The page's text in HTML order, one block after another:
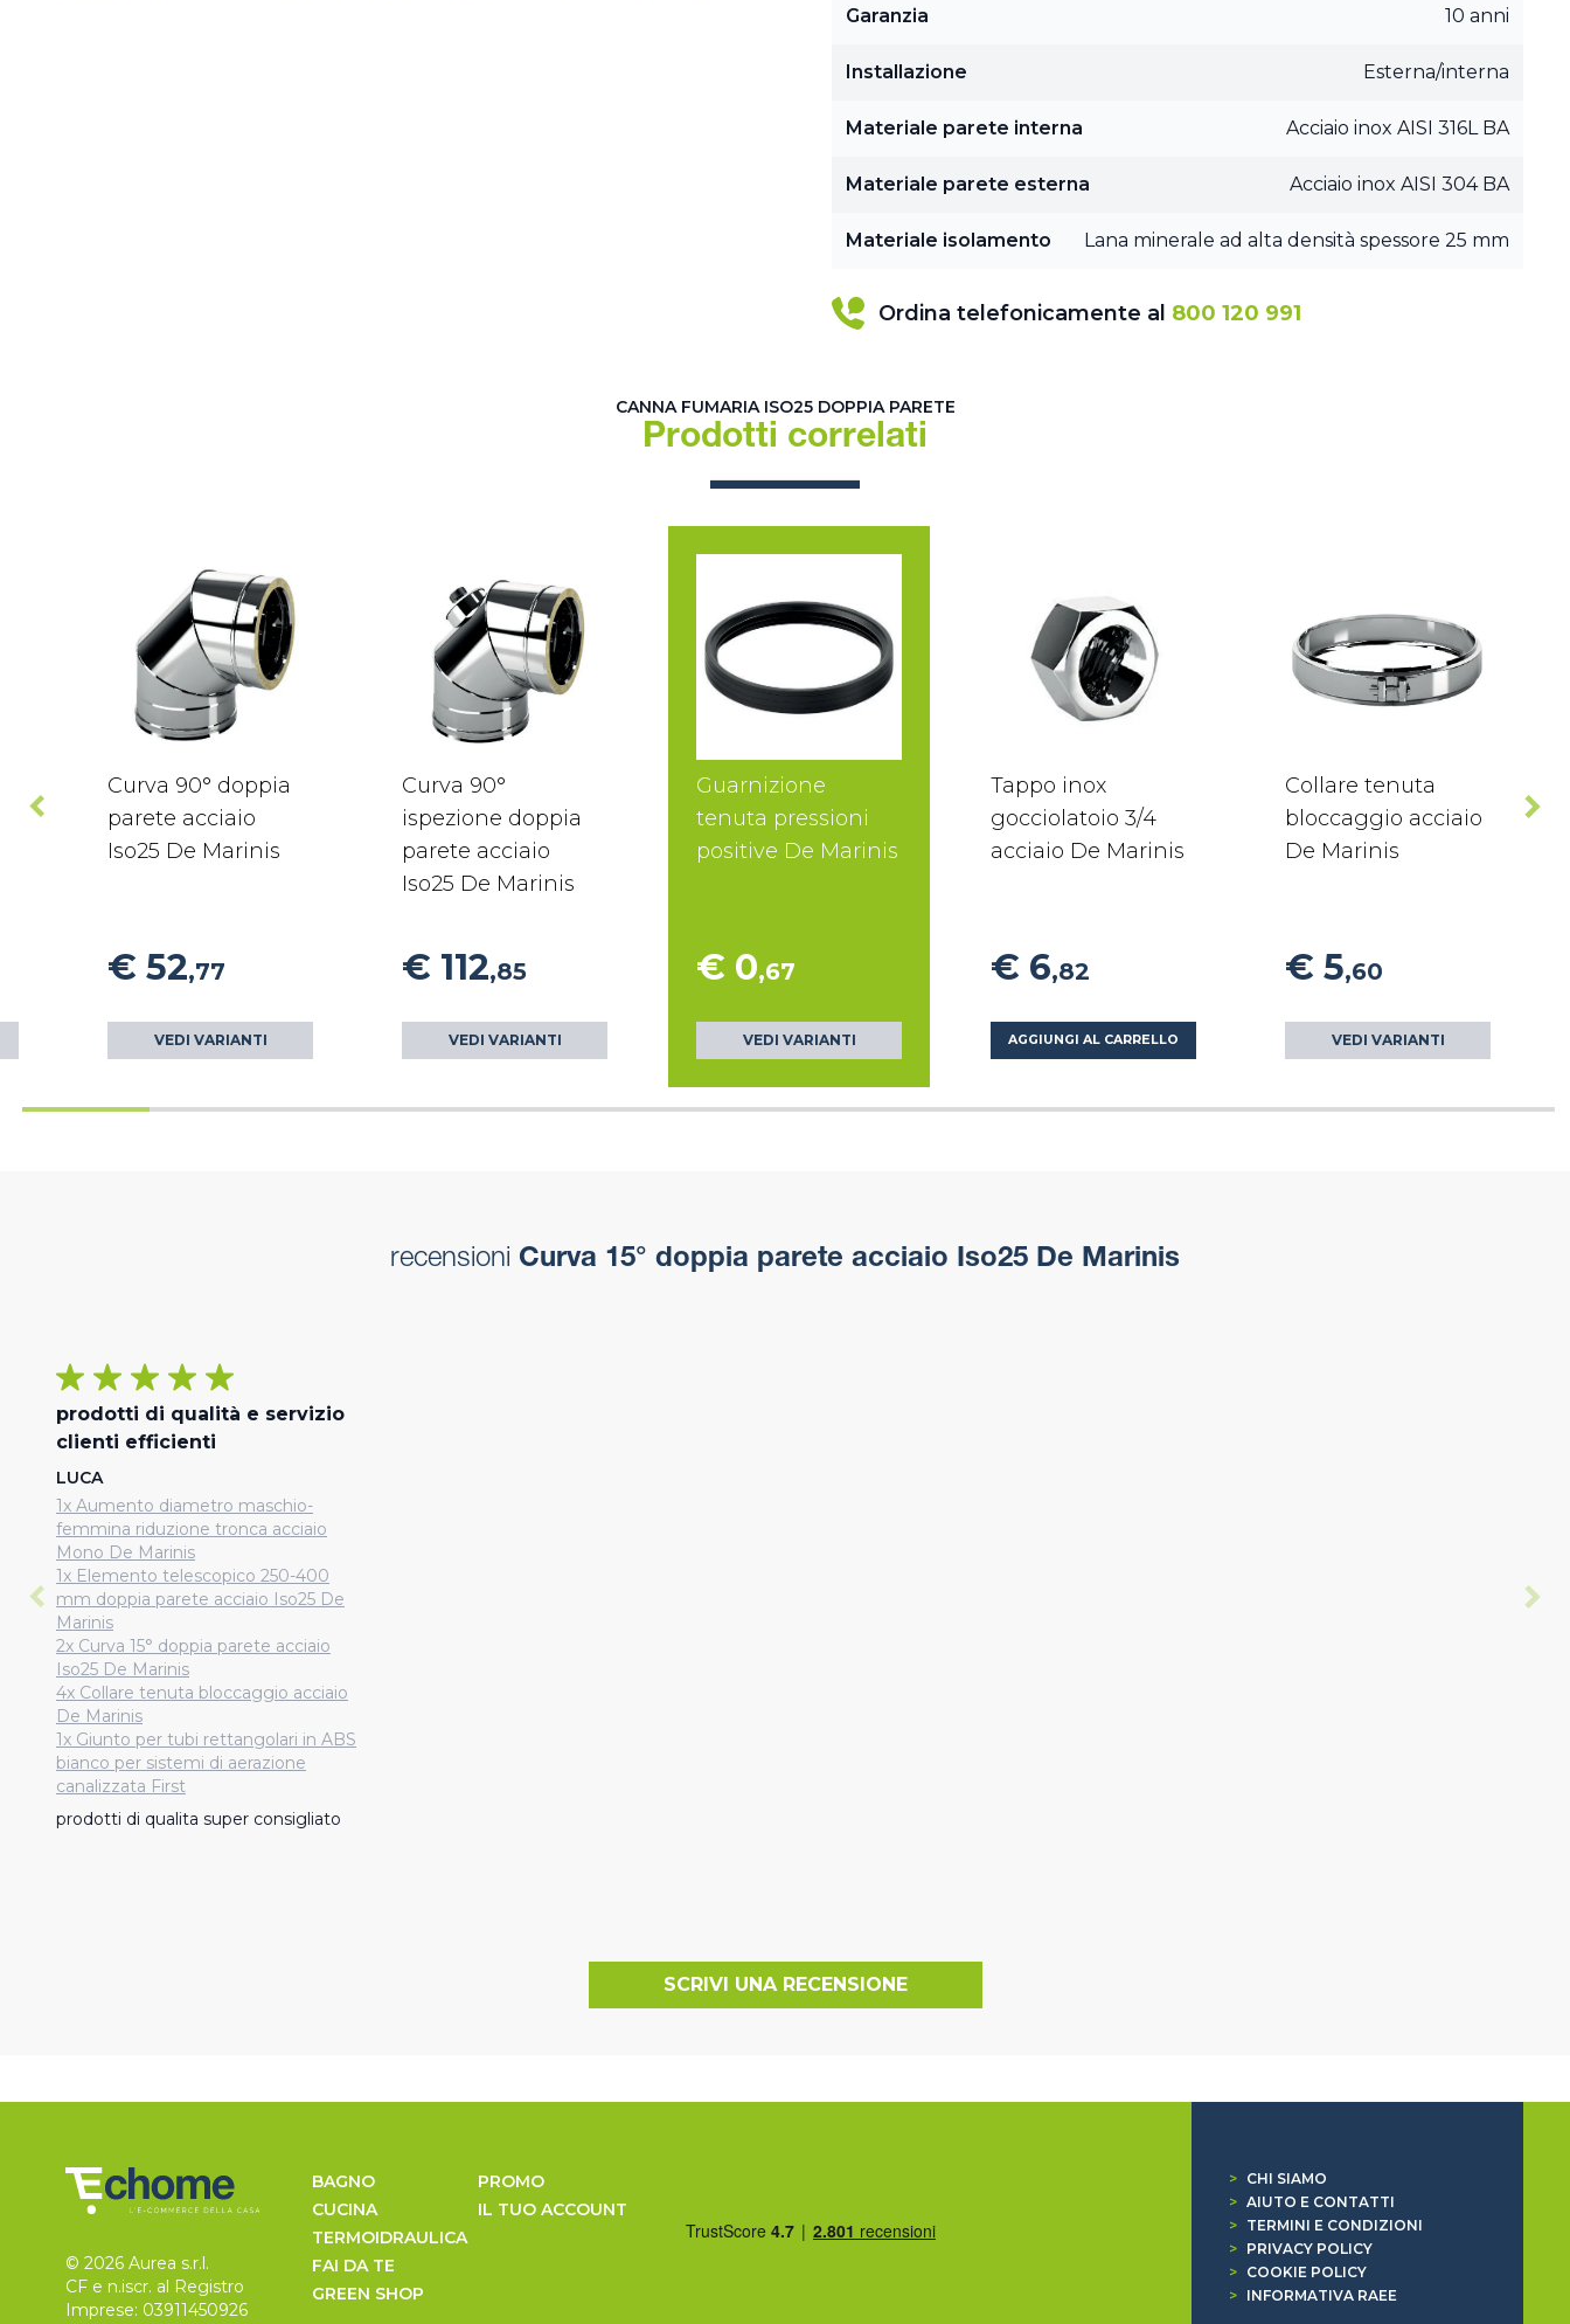
Garanzia 10 anni
Installazione Esterna/interna
Materiale parete interna Acciaio inox AISI 316L BA
Materiale parete esterna Acciaio inox AISI 304 BA
Materiale isolamento Lana minerale ad alta densità spessore 25 mm
Ordina telefonicamente al 800 120 991
CANNA FUMARIA ISO25 DOPPIA PARETE
Prodotti correlati
Curva 90° doppia
parete acciaio
Iso25 De Marinis
€ 52,77
VEDI VARIANTI
Curva 90°
ispezione doppia
parete acciaio
Iso25 De Marinis
€ 112,85
VEDI VARIANTI
Guarnizione
tenuta pressioni
positive De Marinis
€ 0,67
VEDI VARIANTI
Tappo inox
gocciolatoio 3/4
acciaio De Marinis
€ 6,82
AGGIUNGI AL CARRELLO
Collare tenuta
bloccaggio acciaio
De Marinis
€ 5,60
VEDI VARIANTI
recensioni Curva 15° doppia parete acciaio Iso25 De Marinis
prodotti di qualità e servizio
clienti efficienti
LUCA
1x Aumento diametro maschio-
femmina riduzione tronca acciaio
Mono De Marinis
1x Elemento telescopico 250-400
mm doppia parete acciaio Iso25 De
Marinis
2x Curva 15° doppia parete acciaio
Iso25 De Marinis
4x Collare tenuta bloccaggio acciaio
De Marinis
1x Giunto per tubi rettangolari in ABS
bianco per sistemi di aerazione
canalizzata First
prodotti di qualita super consigliato
SCRIVI UNA RECENSIONE
© 2026 Aurea s.r.l.
CF e n.iscr. al Registro
Imprese: 03911450926
BAGNO
CUCINA
TERMOIDRAULICA
FAI DA TE
GREEN SHOP
PROMO
IL TUO ACCOUNT
>
CHI SIAMO
> AIUTO E CONTATTI
>
TERMINI E CONDIZIONI
>
PRIVACY POLICY
>
COOKIE POLICY
>
INFORMATIVA RAEE